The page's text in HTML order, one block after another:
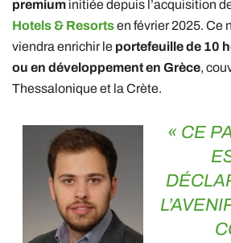
premium initiée depuis l’acquisition
Hotels & Resortsen février 2025. Ce
viendra enrichir le portefeuille de 10
ou en développement en Grèce,
Thessalonique et la Crète.
« CE